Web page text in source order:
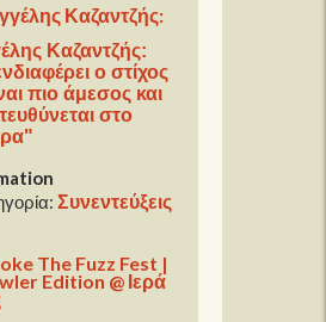
Καζαντζής:
ο στίχος
πιο άμεσος και
στο
Συνεντεύξεις